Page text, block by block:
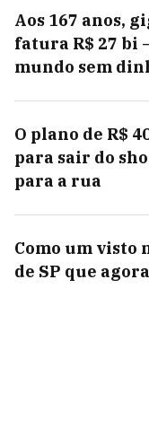
Aos 167 anos,
fatura R$ 27 bi
mundo sem
O plano de R$
para sair do
para a rua
Como um visto
de SP que